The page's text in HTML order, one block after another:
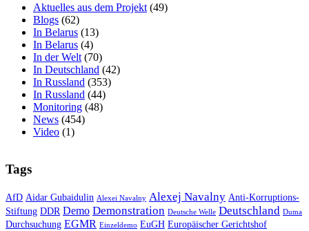
Aktuelles aus dem Projekt (49)
Blogs (62)
In Belarus (13)
In Belarus (4)
In der Welt (70)
In Deutschland (42)
In Russland (353)
In Russland (44)
Monitoring (48)
News (454)
Video (1)
Tags
AfD Aidar Gubaidulin Alexei Navalny Alexej Navalny Anti-Korruptions-
Stiftung DDR Demo Demonstration Deutsche Welle Deutschland Duma
Durchsuchung EGMR Einzeldemo EuGH Europäischer Gerichtshof